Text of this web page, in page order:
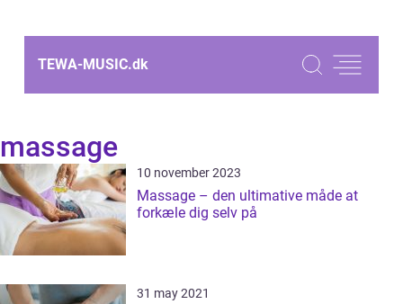
TEWA-MUSIC.dk
massage
10 november 2023
Massage – den ultimative måde at
forkæle dig selv på
31 may 2021